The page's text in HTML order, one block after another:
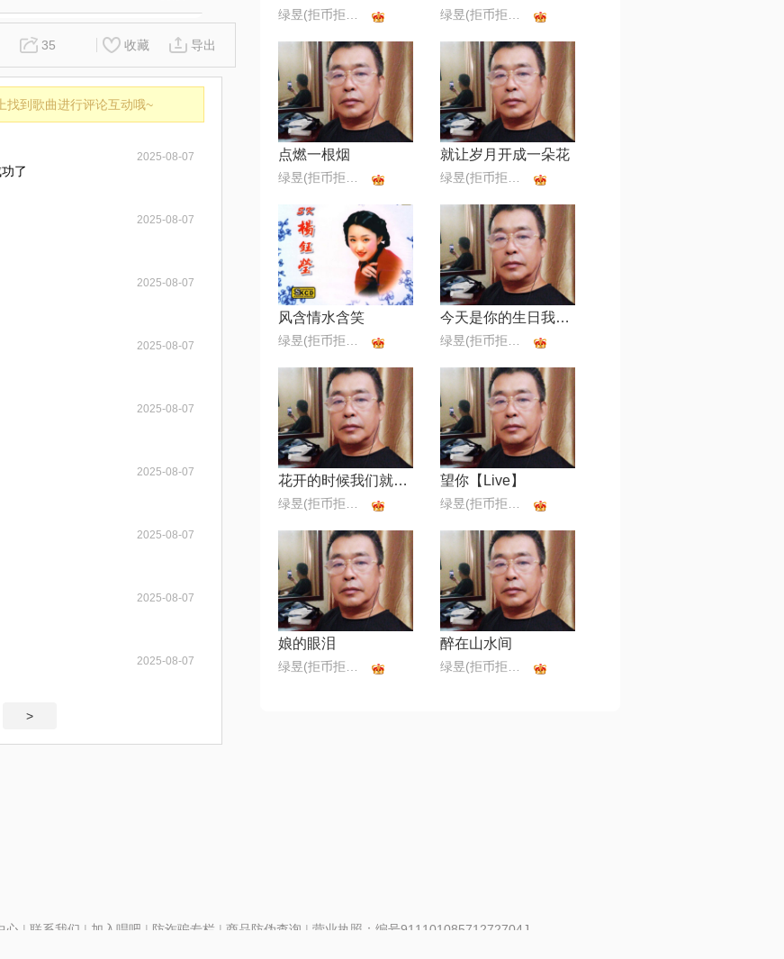
35 收藏 导出
找到歌曲进行评论互动哦~
2025-08-07
了
2025-08-07
2025-08-07
2025-08-07
2025-08-07
2025-08-07
2025-08-07
2025-08-07
2025-08-07
>
点燃一根烟 就让岁月开成一朵花
风含情水含笑 今天是你的生日我的祖国
花开的时候我们就相遇 望你【Live】
娘的眼泪 醉在山水间
心 | 联系我们 | 加入唱吧 | 防诈骗专栏 | 商品防伪查询 | 营业执照：编号91110108571272704J